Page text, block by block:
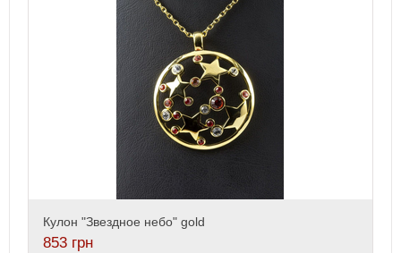
Кулон "Звездное небо" gold
853 грн